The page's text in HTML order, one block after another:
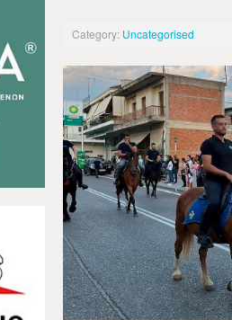
Category: Uncategorised